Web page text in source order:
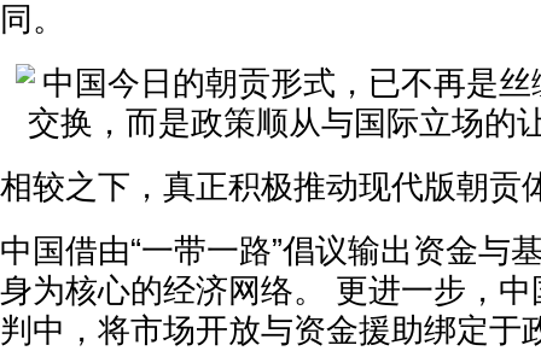
同。
相较之下，真正积极推动现代版朝贡
中国借由“一带一路”倡议输出资金与
身为核心的经济网络。 更进一步，
判中，将市场开放与资金援助绑定于